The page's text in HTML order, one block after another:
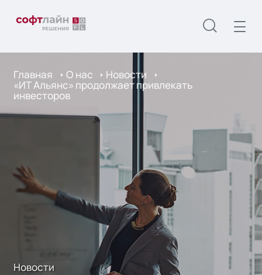
Главная О нас Новости
«ИТ Альянс» продолжает привлекать
инвесторов
Новости